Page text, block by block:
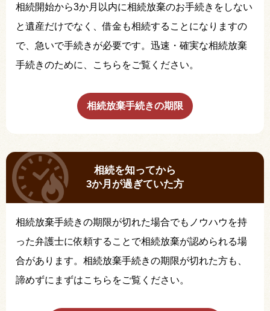
相続開始から3か月以内に相続放棄のお手続きをしない
と遺産だけでなく、借金も相続することになりますの
で、急いで手続きが必要です。迅速・確実な相続放棄
手続きのために、こちらをご覧ください。
相続放棄手続きの期限
相続を知ってから
3か月が過ぎていた方
相続放棄手続きの期限が切れた場合でもノウハウを持
った弁護士に依頼することで相続放棄が認められる場
合があります。相続放棄手続きの期限が切れた方も、
諦めずにまずはこちらをご覧ください。